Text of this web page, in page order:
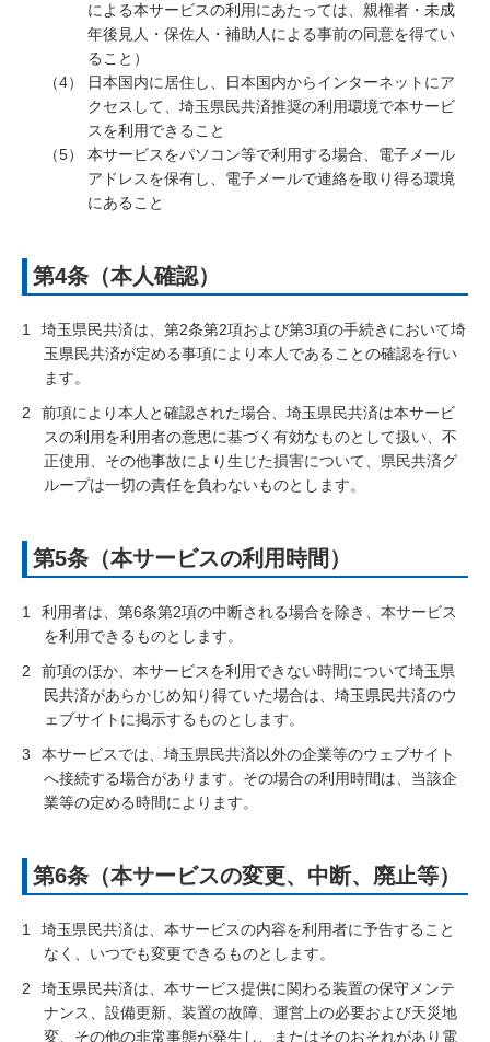
による本サービスの利用にあたっては、親権者・未成
年後見人・保佐人・補助人による事前の同意を得てい
ること）
日本国内に居住し、日本国内からインターネットにア
クセスして、埼玉県民共済推奨の利用環境で本サービ
スを利用できること
本サービスをパソコン等で利用する場合、電子メール
アドレスを保有し、電子メールで連絡を取り得る環境
にあること
第4条（本人確認）
1
埼玉県民共済は、第2条第2項および第3項の手続きにおいて埼
玉県民共済が定める事項により本人であることの確認を行い
ます。
2
前項により本人と確認された場合、埼玉県民共済は本サービ
スの利用を利用者の意思に基づく有効なものとして扱い、不
正使用、その他事故により生じた損害について、県民共済グ
ループは一切の責任を負わないものとします。
第5条（本サービスの利用時間）
1
利用者は、第6条第2項の中断される場合を除き、本サービス
を利用できるものとします。
2
前項のほか、本サービスを利用できない時間について埼玉県
民共済があらかじめ知り得ていた場合は、埼玉県民共済のウ
ェブサイトに掲示するものとします。
3
本サービスでは、埼玉県民共済以外の企業等のウェブサイト
へ接続する場合があります。その場合の利用時間は、当該企
業等の定める時間によります。
第6条（本サービスの変更、中断、廃止等）
1
埼玉県民共済は、本サービスの内容を利用者に予告すること
なく、いつでも変更できるものとします。
2
埼玉県民共済は、本サービス提供に関わる装置の保守メンテ
ナンス、設備更新、装置の故障、運営上の必要および天災地
変、その他の非常事態が発生し、またはそのおそれがあり電